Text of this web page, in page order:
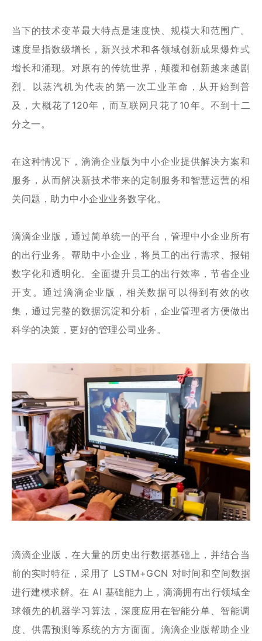
当下的技术变革最大特点是速度快、规模大和范围广。
速度呈指数级增长，新兴技术和各领域创新成果爆炸式
增长和涌现。对原有的传统世界，颠覆和创新越来越剧
烈。以蒸汽机为代表的第一次工业革命，从开始到普
及，大概花了120年，而互联网只花了10年。不到十二
分之一。
在这种情况下，滴滴企业版为中小企业提供解决方案和
服务，从而解决新技术带来的定制服务和智慧运营的相
关问题，助力中小企业业务数字化。
滴滴企业版，通过简单统一的平台，管理中小企业所有
的出行业务。帮助中小企业，将员工的出行需求、报销
数字化和透明化。全面提升员工的出行效率，节省企业
开支。通过滴滴企业版，相关数据可以得到有效的收
集，通过完整的数据沉淀和分析，企业管理者方便做出
科学的决策，更好的管理公司业务。
滴滴企业版，在大量的历史出行数据基础上，并结合当
前的实时特征，采用了 LSTM+GCN 对时间和空间数据
进行建模求解。在 AI 基础能力上，滴滴拥有出行领域全
球领先的机器学习算法，深度应用在智能分单、智能调
度、供需预测等系统的方方面面。滴滴企业版帮助企业